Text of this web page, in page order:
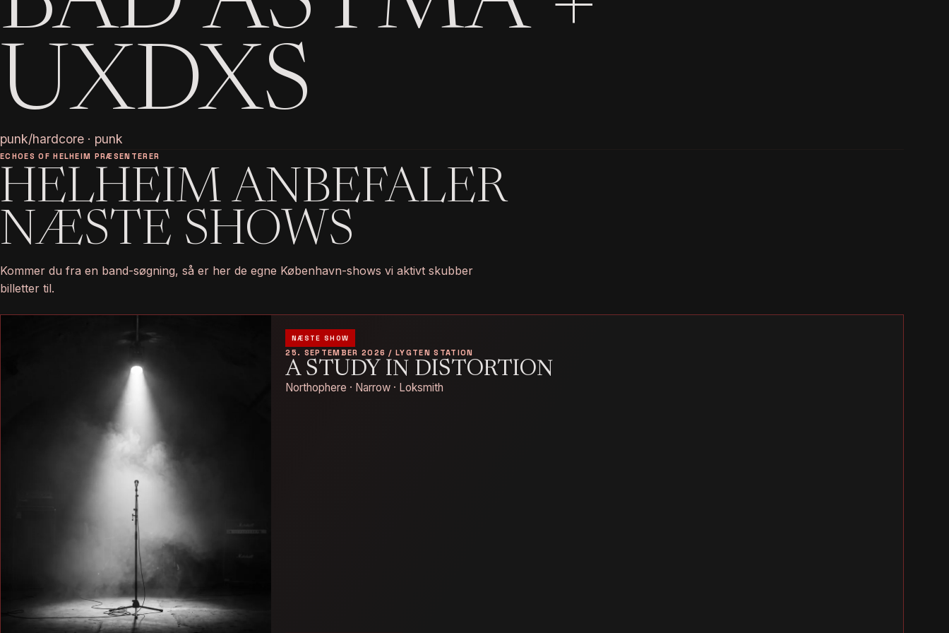
UXDXS
punk/hardcore · punk
ECHOES OF HELHEIM PRÆSENTERER
HELHEIM ANBEFALER
NÆSTE SHOWS
Kommer du fra en band-søgning, så er her de egne København-shows vi aktivt skubber
billetter til.
NÆSTE SHOW
25. SEPTEMBER 2026 / LYGTEN STATION
A STUDY IN DISTORTION
Northophere · Narrow · Loksmith